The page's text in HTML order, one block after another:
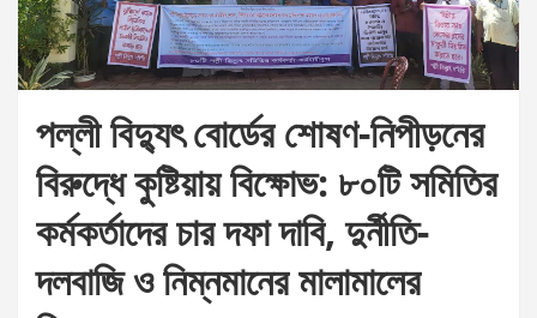
পল্লী বিদ্যুৎ বোর্ডের শোষণ-নিপীড়নের
বিরুদ্ধে কুষ্টিয়ায় বিক্ষোভ: ৮০টি সমিতির
কর্মকর্তাদের চার দফা দাবি, দুর্নীতি-
দলবাজি ও নিম্নমানের মালামালের